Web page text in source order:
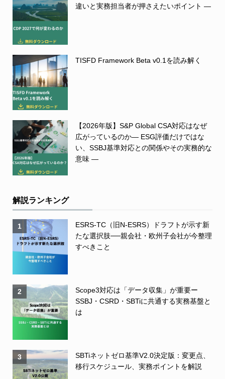
違いと実務担当者が押さえたいポイント ―
TISFD Framework Beta v0.1を読み解く
【2026年版】S&P Global CSA対応はなぜ
広がっているのか― ESG評価だけではな
い、SSBJ基準対応との関係やその実務的な
意味 ―
解説ランキング
1
ESRS-TC（旧N-ESRS）ドラフトが示す新
たな選択肢──親会社・欧州子会社が今整理
すべきこと
2
Scope3対応は「データ収集」が重要ー
SSBJ・CSRD・SBTiに共通する実務基盤と
は
3
SBTiネットゼロ基準V2.0決定版：変更点、
移行スケジュール、実務ポイントを解説